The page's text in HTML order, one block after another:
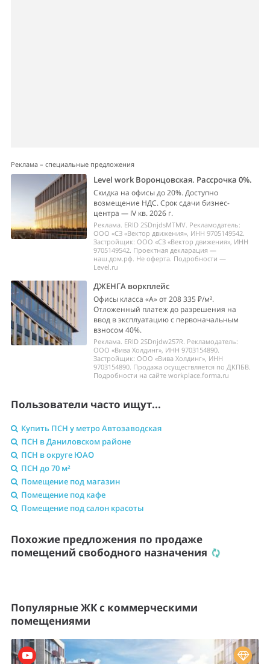
Реклама – специальные предложения
Level work Воронцовская. Рассрочка 0%.
Скидка на офисы до 20%. Доступно
возмещение НДС. Срок сдачи бизнес-
центра — IV кв. 2026 г.
Реклама. ERID 2SDnjdsMTMV. Рекламодатель:
ООО «СЗ «Вектор движения», ИНН 9705149542.
Застройщик: ООО «СЗ «Вектор движения», ИНН
9705149542. Проектная декларация —
наш.дом.рф. Не оферта. Подробности —
Level.ru
ДЖЕНГА воркплейс
Офисы класса «А» от 208 335 ₽/м².
Отложенный платеж до разрешения на
ввод в эксплуатацию с первоначальным
взносом 40%.
Реклама. ERID 2SDnjdw257R. Рекламодатель:
ООО «Вива Холдинг», ИНН 9703154890.
Застройщик: ООО «Вива Холдинг», ИНН
9703154890. Продажа осуществляется по ДКПБВ.
Подробности на сайте workplace.forma.ru
Пользователи часто ищут...
Купить ПСН у метро Автозаводская
ПСН в Даниловском районе
ПСН в округе ЮАО
ПСН до 70 м²
Помещение под магазин
Помещение под кафе
Помещение под салон красоты
Похожие предложения по продаже
помещений свободного назначения
Популярные ЖК с коммерческими
помещениями